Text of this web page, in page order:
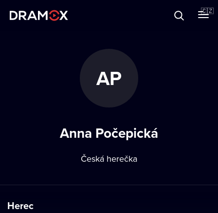
🇨🇿
AP
Anna Počepická
Česká herečka
Herec